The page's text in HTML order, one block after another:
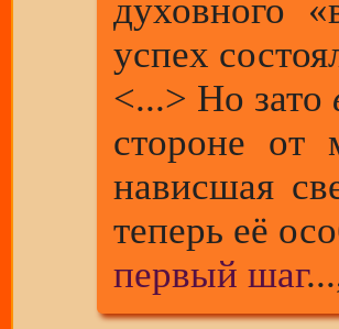
духовного
успех
<...> Но зато
стороне от
нависшая
теперь её
первый шаг